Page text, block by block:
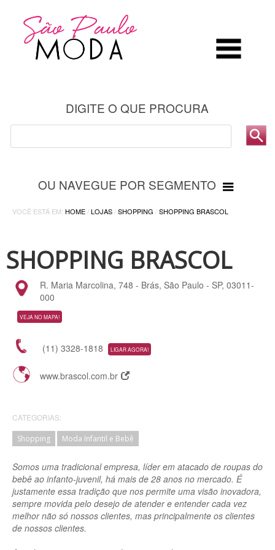
DIGITE O QUE PROCURA
OU NAVEGUE POR SEGMENTO
VOCÊ ESTÁ EM: HOME/LOJAS/SHOPPING /SHOPPING BRASCOL
SHOPPING BRASCOL
R. Maria Marcolina, 748 - Brás, São Paulo - SP, 03011-
000
VEJA NO MAPA!
(11) 3328-1818 LIGAR AGORA!
www.brascol.com.br
CATEGORIAS:
Shopping Moda Infantil e Bebê
Somos uma tradicional empresa, líder em atacado de roupas do
bebê ao infanto-juvenil, há mais de 28 anos no mercado. É
justamente essa tradição que nos permite uma visão inovadora,
sempre movida pelo desejo de atender e entender cada vez
melhor não só nossos clientes, mas principalmente os clientes
de nossos clientes.